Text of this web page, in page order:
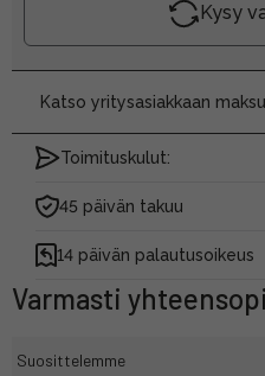
Kysy
Katso yritysasiakkaan
Toimituskulut:
45 päivän takuu
14 päivän palautusoikeus
Varmasti